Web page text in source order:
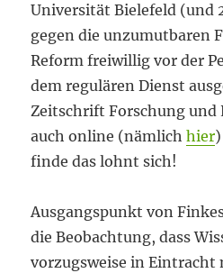
Universität Bielefeld (und
gegen die unzumutbaren
Reform freiwillig vor der
dem regulären Dienst
Zeitschrift Forschung und
auch online (nämlichhier
finde das lohnt sich!
Ausgangspunkt von
die Beobachtung, dass
vorzugsweise in Eintracht